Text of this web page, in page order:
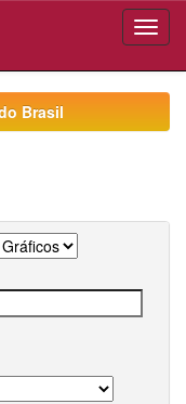
Brasil